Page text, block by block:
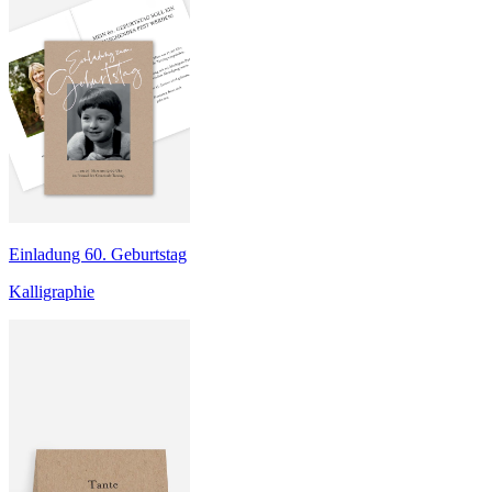
Einladung 60. Geburtstag
Kalligraphie